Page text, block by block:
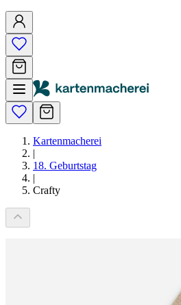
Kartenmacherei
|
18. Geburtstag
|
Crafty